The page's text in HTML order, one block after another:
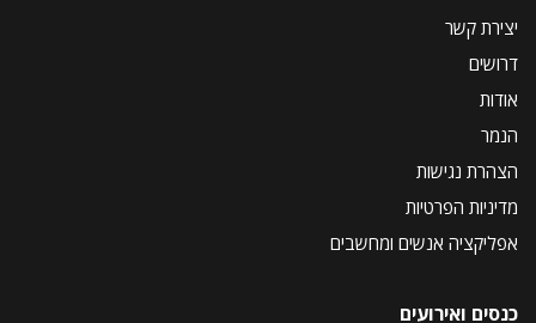
יצירת קשר
דרושים
אודות
הנמר
הצהרת נגישות
מדיניות הפרטיות
אפליקציה אנשים ומחשבים
כנסים ואירועים